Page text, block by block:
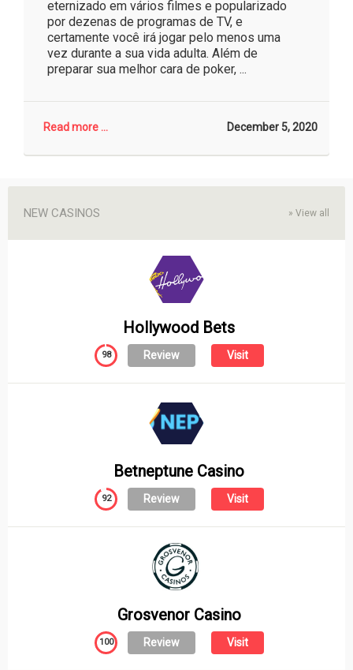
eternizado em vários filmes e popularizado
por dezenas de programas de TV, e
certamente você irá jogar pelo menos uma
vez durante a sua vida adulta. Além de
preparar sua melhor cara de poker, ...
Read more ... December 5, 2020
» View all
NEW CASINOS
Hollywood Bets
Visit
Review
98
Betneptune Casino
Visit
Review
92
Grosvenor Casino
Visit
Review
100